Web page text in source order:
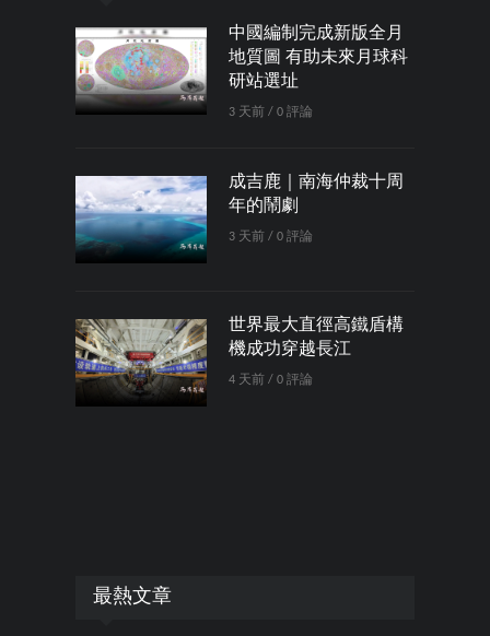
中國編制完成新版全月
地質圖 有助未來月球科
研站選址
3 天前 / 0 評論
成吉鹿｜南海仲裁十周
年的鬧劇
3 天前 / 0 評論
世界最大直徑高鐵盾構
機成功穿越長江
4 天前 / 0 評論
最熱文章